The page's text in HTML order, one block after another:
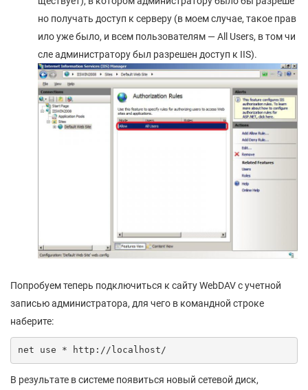
но получать доступ к серверу (в моем случае, такое прав
ило уже было, и всем пользователям — All Users, в том чи
сле администратору был разрешен доступ к IIS).
Попробуем теперь подключиться к сайту WebDAV c учетной
записью администратора, для чего в командной строке
наберите:
net use * http://localhost/
В результате в системе появиться новый сетевой диск,